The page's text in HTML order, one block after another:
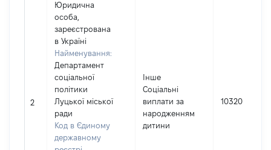
2
Юридична
особа,
зареєстрована
в Україні
Найменування:
Департамент
соціальної
політики
Луцької міської
ради
Код в Єдиному
державному
Інше
Соціальні
виплати за
народженням
дитини
10320